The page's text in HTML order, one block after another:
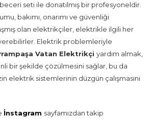
seti ile donatılmış bir profesyoneldir.
bakımı, onarımı ve güvenliği
olan elektrikçiler, elektrikle ilgili her
Elektrik problemleriyle
Vatan Elektrikçi yardım almak,
bir şekilde çözülmesini sağlar, bu da
elektrik sistemlerinin düzgün çalışmasını
İnstagram sayfamızdan takip